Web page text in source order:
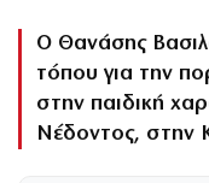
Ο Θανάσης
τόπου για την
στην παιδική
Νέδοντος, στην